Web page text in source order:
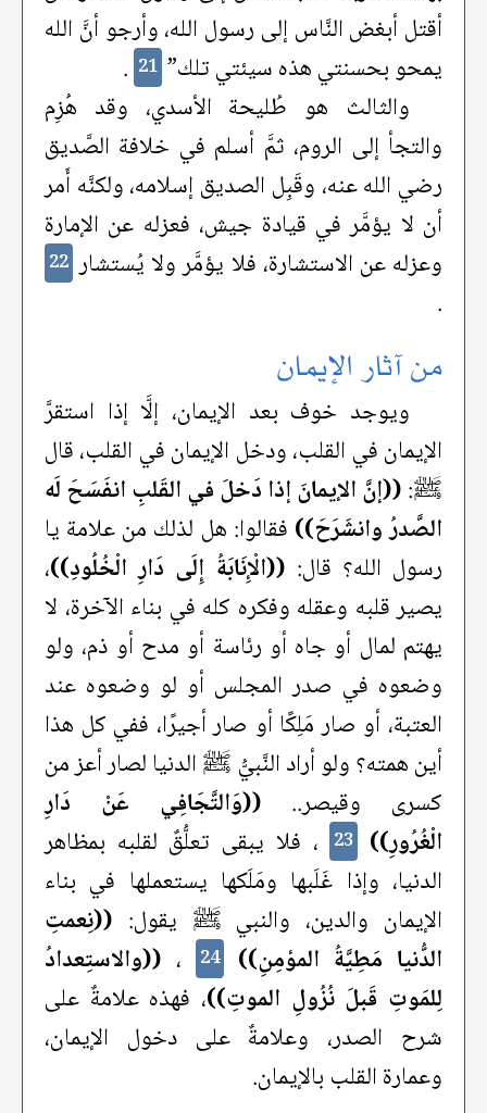
أقتل أبغض النَّاس إلى رسول الله، وأرجو أنَّ الله
يمحو بحسنتي هذه سيئتي تلك” 21
.
والثالث هو طُليحة الأسدي، وقد هُزِم
والتجأ إلى الروم، ثمَّ أسلم في خلافة الصَّديق
رضي الله عنه، وقَبِل الصديق إسلامه، ولكنَّه أَمر
أن لا يؤمَّر في قيادة جيش، فعزله عن الإمارة
وعزله عن الاستشارة، فلا يؤمَّر ولا يُستشار 22
.
من آثار الإيمان
ويوجد خوف بعد الإيمان، إلَّا إذا استقرَّ
الإيمان في القلب، ودخل الإيمان في القلب، قال
ﷺ:((إنَّ الإيمانَ إذا دَخلَ في القَلبِ انفَسَحَ لَه
الصَّدرُ وانشَرَحَ)) فقالوا: هل لذلك من علامة يا
رسول الله؟ قال: ((الْإِنَابَةُ إِلَى دَارِ الْخُلُودِ))،
يصير قلبه وعقله وفكره كله في بناء الآخرة، لا
يهتم لمال أو جاه أو رئاسة أو مدح أو ذم، ولو
وضعوه في صدر المجلس أو لو وضعوه عند
العتبة، أو صار مَلِكًا أو صار أجيرًا، ففي كل هذا
أين همته؟ ولو أراد النَّبيُّ ﷺ الدنيا لصار أعز من
كسرى وقيصر.. ((وَالتَّجَافِي عَنْ دَارِ
الْغُرُورِ)) 23 ، فلا يبقى تعلُّقٌ لقلبه بمظاهر
الدنيا، وإذا غَلَبها ومَلَكها يستعملها في بناء
الإيمان والدين، والنبي ﷺ يقول: ((نِعمتِ
الدُّنيا مَطِيَّةُ المؤمِنِ))
24 ، ((والاستِعدادُ
لِلمَوتِ قَبلَ نُزُولِ الموتِ))، فهذه علامةٌ على
شرح الصدر، وعلامةٌ على دخول الإيمان،
وعمارة القلب بالإيمان.